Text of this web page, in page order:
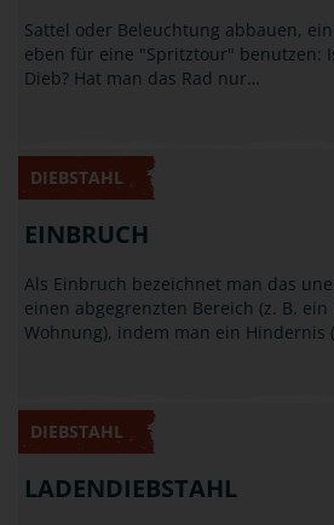
Sattel oder Beleuchtung abbauen,
eben für eine "Spritztour" benutzen:
Dieb? Hat man das Rad nur…
DIEBSTAHL
EINBRUCH
Als Einbruch bezeichnet man das
einen abgegrenzten Bereich (z. B.
Wohnung), indem man ein Hindernis
DIEBSTAHL
LADENDIEBSTAHL